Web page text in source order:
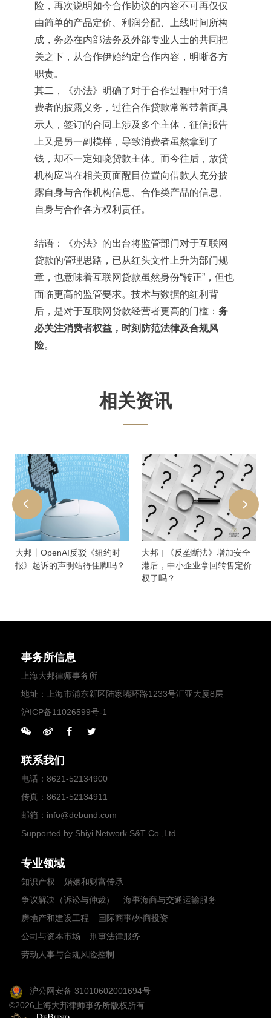
险，再次说明如今合作协议的内容不可再仅仅
由简单的产品定价、利润分配、上线时间所构
成，务必在内部法务及外部专业人士的共同把
关之下，从合作伊始约定合作内容，明晰各方
职责。
其二，《办法》明确了对于合作过程中对于消
费者的披露义务，过往合作贷款常常带着面具
示人，签订的合同上涉及多个主体，征信报告
上又是另一副模样，导致消费者虽然拿到了
钱，却不一定知晓贷款主体。而今往后，放贷
机构应当在相关页面醒目位置向借款人充分披
露自身与合作机构信息、合作类产品的信息、
自身与合作各方权利责任。
结语：《办法》的出台将监管部门对于互联网
贷款的管理思路，已从红头文件上升为部门规
章，也意味着互联网贷款虽然身份“转正”，但也
面临更高的监管要求。技术与数据的红利背
后，是对于互联网贷款经营者更高的门槛： 务
必关注消费者权益，时刻防范法律及合规风
险。
相关资讯
大邦丨OpenAI反驳《纽约时
报》起诉的声明站得住脚吗？
大邦 | 《反垄断法》增加安全
港后，中小企业拿回转售定价
权了吗？
事务所信息
上海大邦律师事务所
地址：上海市浦东新区陆家嘴环路1233号汇亚大厦8层
沪ICP备11026599号-1
联系我们
电话 ： 8621-52134900
传真 ：8621-52134911
邮箱 ： info@debund.com
Supported by Shiyi Network S&T Co.,Ltd
专业领域
知识产权
婚姻和财富传承
争议解决（诉讼与仲裁）
海事海商与交通运输服务
房地产和建设工程
国际商事/外商投资
公司与资本市场
刑事法律服务
劳动人事与合规风险控制
沪公网安备 31010602001694号
©2026 上海大邦律师事务所版权所有